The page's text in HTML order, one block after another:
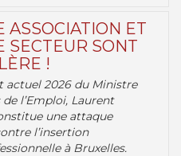
ASSOCIATION ET
SECTEUR SONT
!
actuel 2026 du Ministre
l’Emploi, Laurent
une attaque
l’insertion
à Bruxelles.